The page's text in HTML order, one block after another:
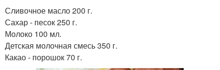
Сливочное масло 200 г.
Сахар - песок 250 г.
Молоко 100 мл.
Детская молочная смесь 350 г.
Какао - порошок 70 г.